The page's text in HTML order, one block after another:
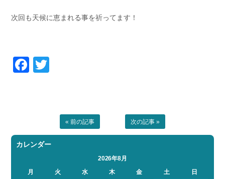
次回も天候に恵まれる事を祈ってます！
Facebook
« 前の記事 次の記事 »
カレンダー
2026年8月
月
火 水 木 金 土
日